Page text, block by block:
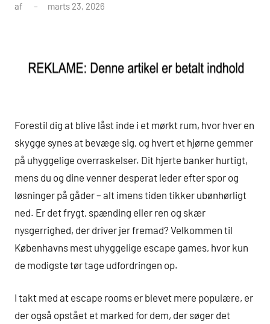
af marts 23, 2026
Forestil dig at blive låst inde i et mørkt rum, hvor hver en
skygge synes at bevæge sig, og hvert et hjørne gemmer
på uhyggelige overraskelser. Dit hjerte banker hurtigt,
mens du og dine venner desperat leder efter spor og
løsninger på gåder – alt imens tiden tikker ubønhørligt
ned. Er det frygt, spænding eller ren og skær
nysgerrighed, der driver jer fremad? Velkommen til
Københavns mest uhyggelige escape games, hvor kun
de modigste tør tage udfordringen op.
I takt med at escape rooms er blevet mere populære, er
der også opstået et marked for dem, der søger det